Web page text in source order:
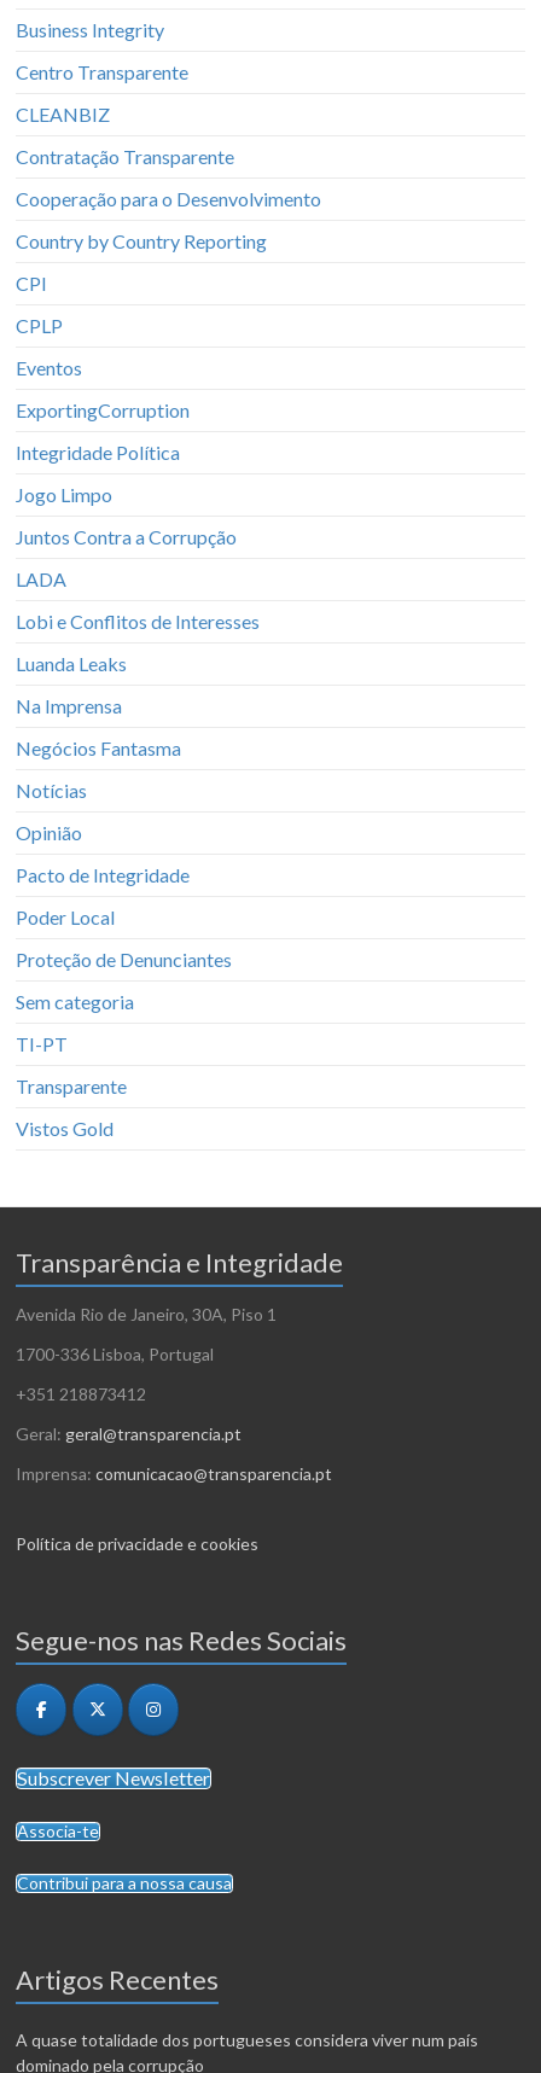
Business Integrity
Centro Transparente
CLEANBIZ
Contratação Transparente
Cooperação para o Desenvolvimento
Country by Country Reporting
CPI
CPLP
Eventos
ExportingCorruption
Integridade Política
Jogo Limpo
Juntos Contra a Corrupção
LADA
Lobi e Conflitos de Interesses
Luanda Leaks
Na Imprensa
Negócios Fantasma
Notícias
Opinião
Pacto de Integridade
Poder Local
Proteção de Denunciantes
Sem categoria
TI-PT
Transparente
Vistos Gold
Transparência e Integridade
Avenida Rio de Janeiro, 30A, Piso 1
1700-336 Lisboa, Portugal
+351 218873412
Geral: geral@transparencia.pt
Imprensa:comunicacao@transparencia.pt
Política de privacidade e cookies
Segue-nos nas Redes Sociais
Subscrever Newsletter
Associa-te
Contribui para a nossa causa
Artigos Recentes
A quase totalidade dos portugueses considera viver num país
dominado pela corrupção